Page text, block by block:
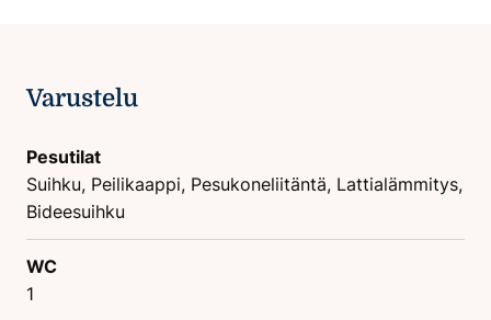
Varustelu
Pesutilat
Suihku, Peilikaappi, Pesukoneliitäntä, Lattialämmitys,
Bideesuihku
WC
1